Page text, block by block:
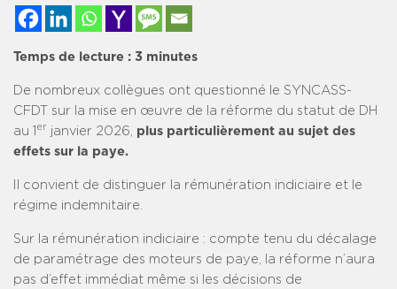
Temps de lecture : 3 minutes
De nombreux collègues ont questionné le SYNCASS-
CFDT sur la mise en œuvre de la réforme du statut de DH
au 1 er janvier 2026, plus particulièrement au sujet des
effets sur la paye.
Il convient de distinguer la rémunération indiciaire et le
régime indemnitaire.
Sur la rémunération indiciaire : compte tenu du décalage
de paramétrage des moteurs de paye, la réforme n’aura
pas d’effet immédiat même si les décisions de